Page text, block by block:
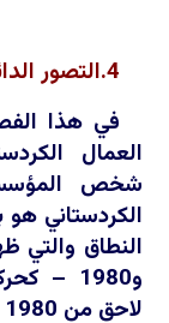
4.التصور الدائم عن حزب العمال الكردستاني
في هذا
العمال
شخص المؤسس
الكردستاني
و1980